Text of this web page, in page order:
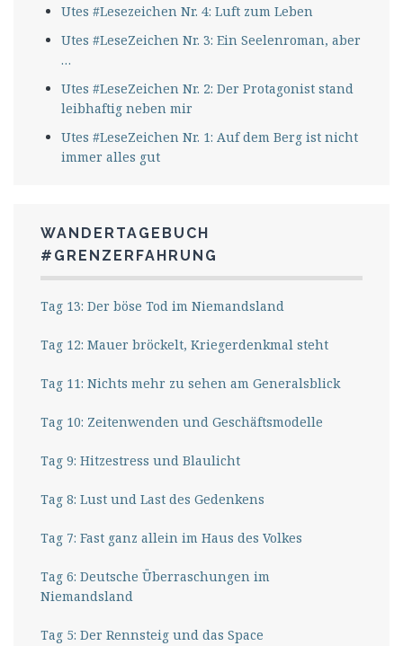
Utes #Lesezeichen Nr. 4: Luft zum Leben
Utes #LeseZeichen Nr. 3: Ein Seelenroman, aber
…
Utes #LeseZeichen Nr. 2: Der Protagonist stand
leibhaftig neben mir
Utes #LeseZeichen Nr. 1: Auf dem Berg ist nicht
immer alles gut
WANDERTAGEBUCH
#GRENZERFAHRUNG
Tag 13: Der böse Tod im Niemandsland
Tag 12: Mauer bröckelt, Kriegerdenkmal steht
Tag 11: Nichts mehr zu sehen am Generalsblick
Tag 10: Zeitenwenden und Geschäftsmodelle
Tag 9: Hitzestress und Blaulicht
Tag 8: Lust und Last des Gedenkens
Tag 7: Fast ganz allein im Haus des Volkes
Tag 6: Deutsche Überraschungen im
Niemandsland
Tag 5: Der Rennsteig und das Space